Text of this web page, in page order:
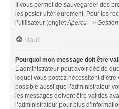
Il vous permet de sauvegarder des
les poster ultérieurement. Pour les
l’utilisateur (onglet Aperçu -->
Haut
Pourquoi mon message doit être
L’administrateur peut avoir décidé
lequel vous postez nécessitent
possible aussi que l’administrateur
les messages doivent être validés
l’administrateur pour plus